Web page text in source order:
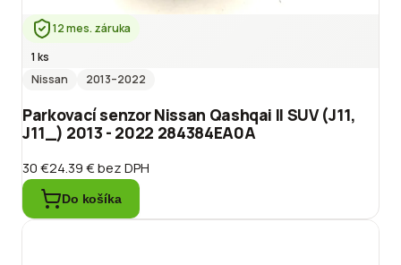
12 mes. záruka
1 ks
Nissan
2013–2022
Parkovací senzor Nissan Qashqai II SUV (J11,
J11_) 2013 - 2022 284384EA0A
30 €24.39 €bez DPH
Do košíka